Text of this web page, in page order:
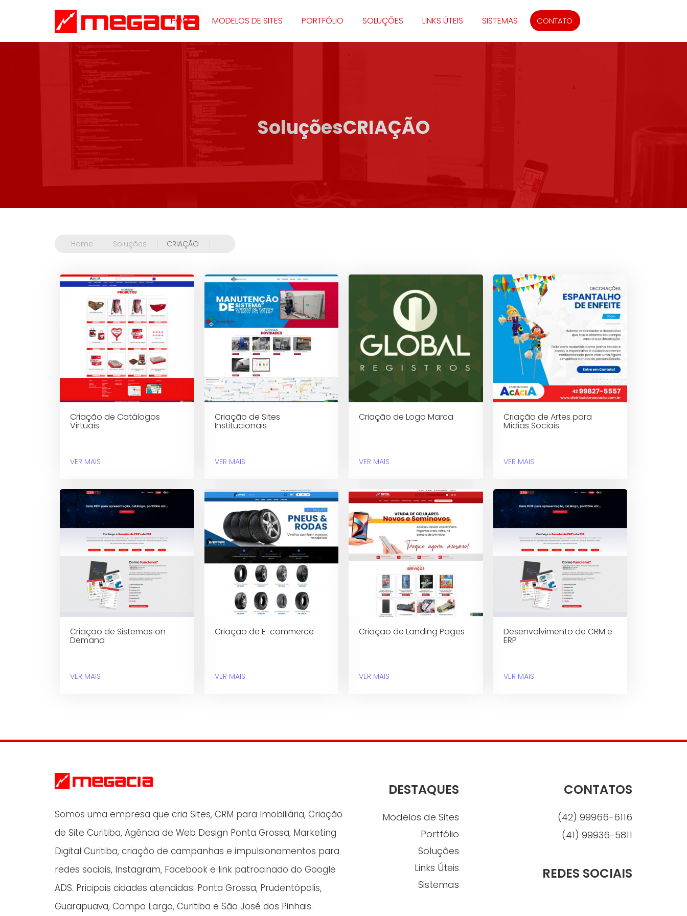
HOME MODELOS DE SITES PORTFÓLIO SOLUÇÕES LINKS ÚTEIS SISTEMAS CONTATO
SoluçõesCRIAÇÃO
Home Soluções CRIAÇÃO
Criação de Catálogos
Virtuais
VER MAIS
Criação de Sites
Institucionais
VER MAIS
Criação de Logo Marca
VER MAIS
Criação de Artes para
Mídias Sociais
VER MAIS
Criação de Sistemas on
Demand
VER MAIS
Criação de E-commerce
VER MAIS
Criação de Landing Pages
VER MAIS
Desenvolvimento de CRM e
ERP
VER MAIS
Somos uma empresa que cria Sites, CRM para Imobiliária, Criação
de Site Curitiba, Agência de Web Design Ponta Grossa, Marketing
Digital Curitiba, criação de campanhas e impulsionamentos para
redes sociais, Instagram, Facebook e link patrocinado do Google
ADS. Pricipais cidades atendidas: Ponta Grossa, Prudentópolis,
Guarapuava, Campo Largo, Curitiba e São José dos Pinhais.
DESTAQUES
Modelos de Sites
Portfólio
Soluções
Links Úteis
Sistemas
CONTATOS
(42) 99966-6116
(41) 99936-5811
REDES SOCIAIS